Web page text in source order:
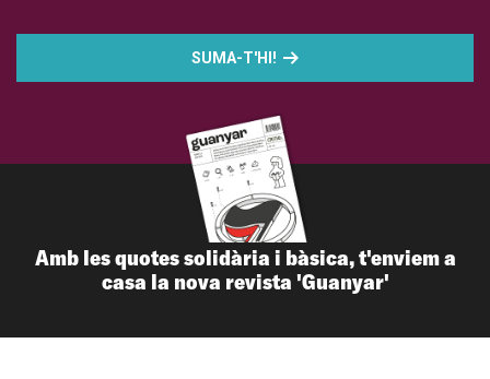
SUMA-T'HI!
Amb les quotes solidària i bàsica, t'enviem a
casa la nova revista 'Guanyar'